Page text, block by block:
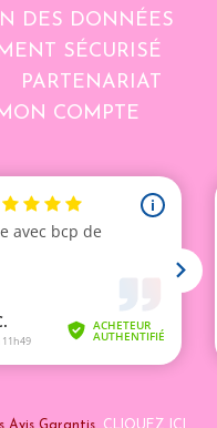
DES DONNÉES
SÉCURISÉ
PARTENARIAT
COMPTE